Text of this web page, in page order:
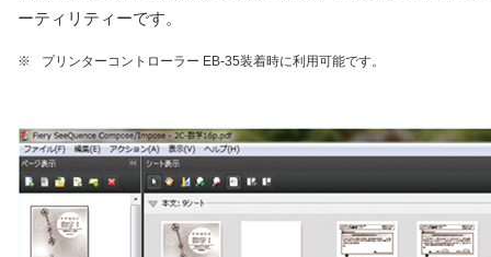
ーティリティーです。
※ プリンターコントローラー EB-35装着時に利用可能です。